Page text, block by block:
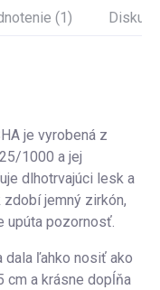
(1)
je vyrobená z
1000 a jej
dlhotrvajúci lesk a
jemný zirkón,
upúta pozornosť.
dala ľahko nosiť ako
cm a krásne dopĺňa